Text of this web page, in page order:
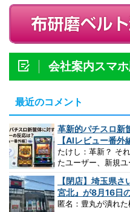
会社案内スマ
最近のコメント
革新的パチスロ新
【AIレビュー番外
たけし：革新？ そ
たユーザー、新規
【閉店】埼玉県
宮北』が8月16日
匿名：豊丸が潰れた